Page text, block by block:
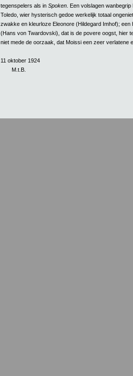
tegenspelers als in Spoken . Een volslagen
Toledo, wier hysterisch gedoe werkelijk totaal
zwakke en kleurloze Eleonore (Hildegard Imhof); een
(Hans von Twardovski), dat is de povere oogst, hier
niet mede de oorzaak, dat Moissi een zeer verlatene
11 oktober 1924
M.t.B.